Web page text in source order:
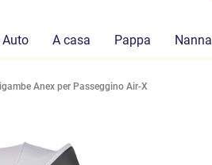
A casa Pappa Nanna
Anex per Passeggino Air-X